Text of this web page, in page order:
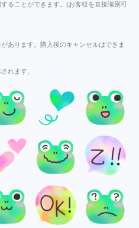
ることができます。(お客様を直接識別可
あります。購入後のキャンセルはできま
れます。